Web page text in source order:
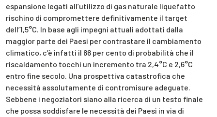
espansione legati all’utilizzo di gas naturale liquefatto
rischino di compromettere definitivamente il target
dell’1,5°C. In base agli impegni attuali adottati dalla
maggior parte dei Paesi per contrastare il cambiamento
climatico, c’è infatti il 66 per cento di probabilità che il
riscaldamento tocchi un incremento tra 2,4°C e 2,6°C
entro fine secolo. Una prospettiva catastrofica che
necessità assolutamente di contromisure adeguate.
Sebbene i negoziatori siano alla ricerca di un testo finale
che possa soddisfare le necessità dei Paesi in via di